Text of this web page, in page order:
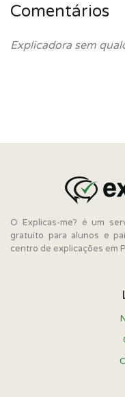
Comentários
Explicadora sem
O Explicas-me? é um
gratuito para alunos e
centro de explicações em